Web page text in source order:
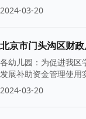
2024-03-20
北京市门头沟区财
各幼儿园：为促进我区
发展补助资金管理使用
2024-03-20